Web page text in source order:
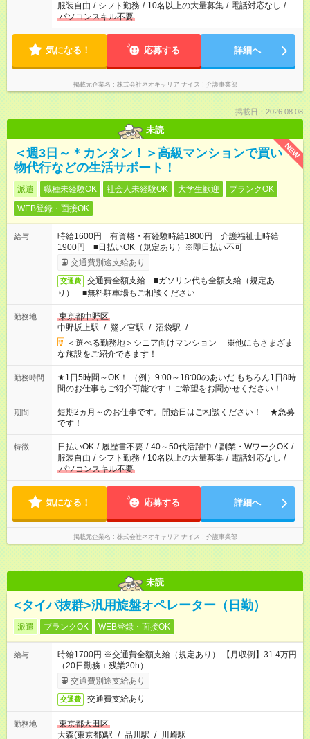
服装自由 / シフト勤務 / 10名以上の大量募集 / 電話対応なし /
パソコンスキル不要
気になる！ 応募する 詳細へ
掲載元企業名 株式会社ネオキャリア ナイス！介護事業部
掲載日：2026.08.08
未読
NEW
＜週3日～＊カンタン！＞高級マンションで買い
物代行などの生活サポート！
派遣 職種未経験OK 社会人未経験OK 大学生歓迎
ブランクOK
WEB登録・面接OK
給与
時給1600円 有資格・有経験時給1800円 介護福祉士時給
1900円 ■日払いOK（規定あり）※即日払い不可
交通費別途支給あり
交通費
交通費全額支給 ■ガソリン代も全額支給（規定あ
り） ■無料駐車場もご相談ください
勤務地
東京都中野区
中野坂上駅 / 鷺ノ宮駅 / 沼袋駅 / …
＜選べる勤務地＞シニア向けマンション ※他にもさまざま
な施設をご紹介できます！
勤務時間
★1日5時間～OK！ （例）9:00～18:00のあいだ もちろん1日8時
間のお仕事もご紹介可能です！ご希望をお聞かせください！★家
庭の都合でお休みが必要な場合も遠慮なくご相談ください。 ※
週最低15時間以上の勤務が必要です
期間
短期2ヵ月～のお仕事です。開始日はご相談ください！ ★急募
です！
特徴 日払いOK / 履歴書不要 / 40～50代活躍中 / 副業・WワークOK /
服装自由 / シフト勤務 / 10名以上の大量募集 / 電話対応なし /
パソコンスキル不要
気になる！ 応募する 詳細へ
掲載元企業名 株式会社ネオキャリア ナイス！介護事業部
未読
<タイパ抜群>汎用旋盤オペレーター（日勤）
派遣 ブランクOK WEB登録・面接OK
給与
時給1700円 ※交通費全額支給（規定あり） 【月収例】31.4万円
（20日勤務＋残業20h）
交通費別途支給あり
交通費 交通費支給あり
勤務地
東京都大田区
大森(東京都)駅 / 品川駅 / 川崎駅